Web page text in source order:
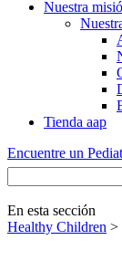
Nuestra
Tienda aap
Encuentre un
En esta sección
Healthy Children >